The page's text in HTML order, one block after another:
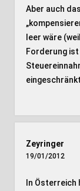
Aber auch
leer wäre
Forderung ist
Zeyringer
19/01/2012
In Österreich